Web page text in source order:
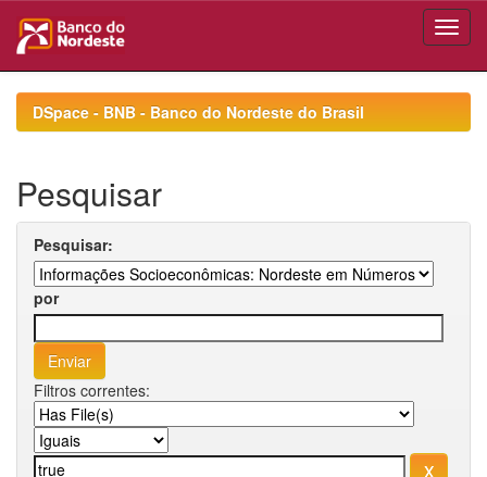
navigationDSpace - BNB - Banco do Nordeste do Brasil
Pesquisar
Pesquisar:
por
Filtros correntes: